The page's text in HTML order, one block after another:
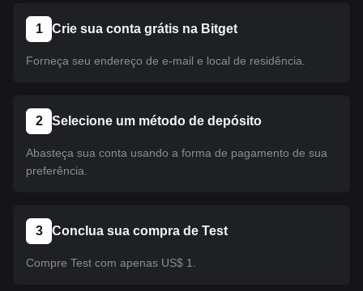
listadas na Bitget.
1 Crie sua conta grátis na Bitget
Forneça seu endereço de e-mail e local de residência.
2 Selecione um método de depósito
Abasteça sua conta usando a forma de pagamento de sua
preferência.
3 Conclua sua compra de Test
Compre Test com apenas US$ 1.